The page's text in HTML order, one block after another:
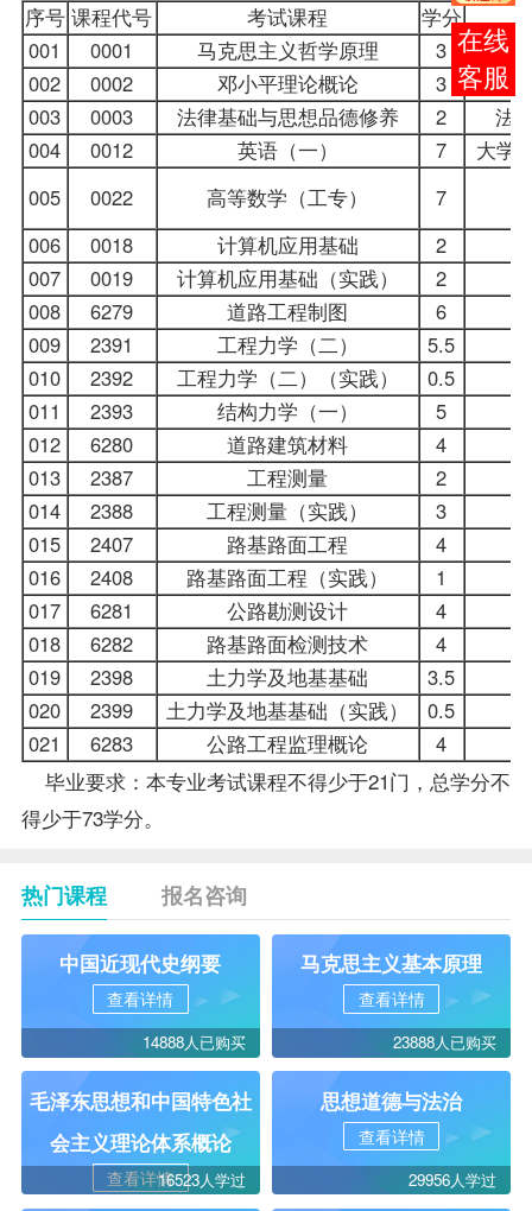
序号 课程代号 考试课程
学分
001
0001 马克思主义哲学原理 3
002
0002 邓小平理论概论
3
003
0003 法律基础与思想品德修养 2
法
004
0012 英语（一） 7
大学
005
0022 高等数学（工专） 7
006
0018 计算机应用基础
2
007
0019 计算机应用基础（实践）
2
008
6279 道路工程制图
6
009
2391 工程力学（二）
5.5
010
2392 工程力学（二）（实践）
0.5
011
2393 结构力学（一）
5
012
6280 道路建筑材料
4
013
2387 工程测量
2
014
2388 工程测量（实践）
3
015
2407 路基路面工程
4
016
2408 路基路面工程（实践）
1
017
6281 公路勘测设计
4
018
6282 路基路面检测技术 4
019
2398 土力学及地基基础 3.5
020
2399 土力学及地基基础（实践）
0.5
021
6283 公路工程监理概论 4
毕业要求：本专业考试课程不得少于21门，总学分不
得少于73学分。
热门课程 报名咨询
中国近现代史纲要
查看详情
14888人已购买
马克思主义基本原理
查看详情
23888人已购买
毛泽东思想和中国特色社
会主义理论体系概论
查看详情16523人学过
思想道德与法治
查看详情
29956人学过
在线
客服